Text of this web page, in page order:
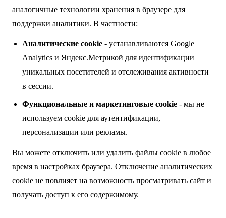
аналогичные технологии хранения в браузере для
поддержки аналитики. В частности:
Аналитические cookie - устанавливаются Google
Analytics и Яндекс.Метрикой для идентификации
уникальных посетителей и отслеживания активности
в сессии.
Функциональные и маркетинговые cookie - мы не
используем cookie для аутентификации,
персонализации или рекламы.
Вы можете отключить или удалить файлы cookie в любое
время в настройках браузера. Отключение аналитических
cookie не повлияет на возможность просматривать сайт и
получать доступ к его содержимому.